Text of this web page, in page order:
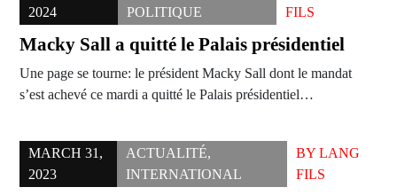
2024
POLITIQUE
FILS
Macky Sall a quitté le Palais présidentiel
Une page se tourne: le président Macky Sall dont le mandat
s’est achevé ce mardi a quitté le Palais présidentiel…
MARCH 31,
2023
ACTUALITÉ,
INTERNATIONAL
BYLANG
FILS